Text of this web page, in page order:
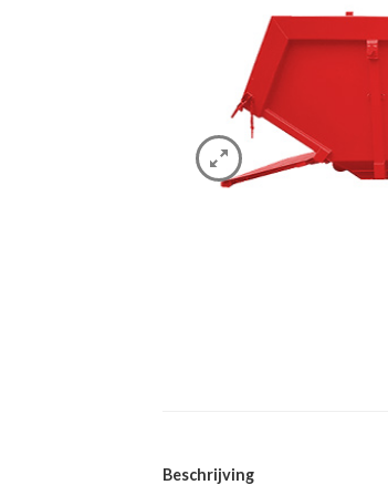
Beschrijving